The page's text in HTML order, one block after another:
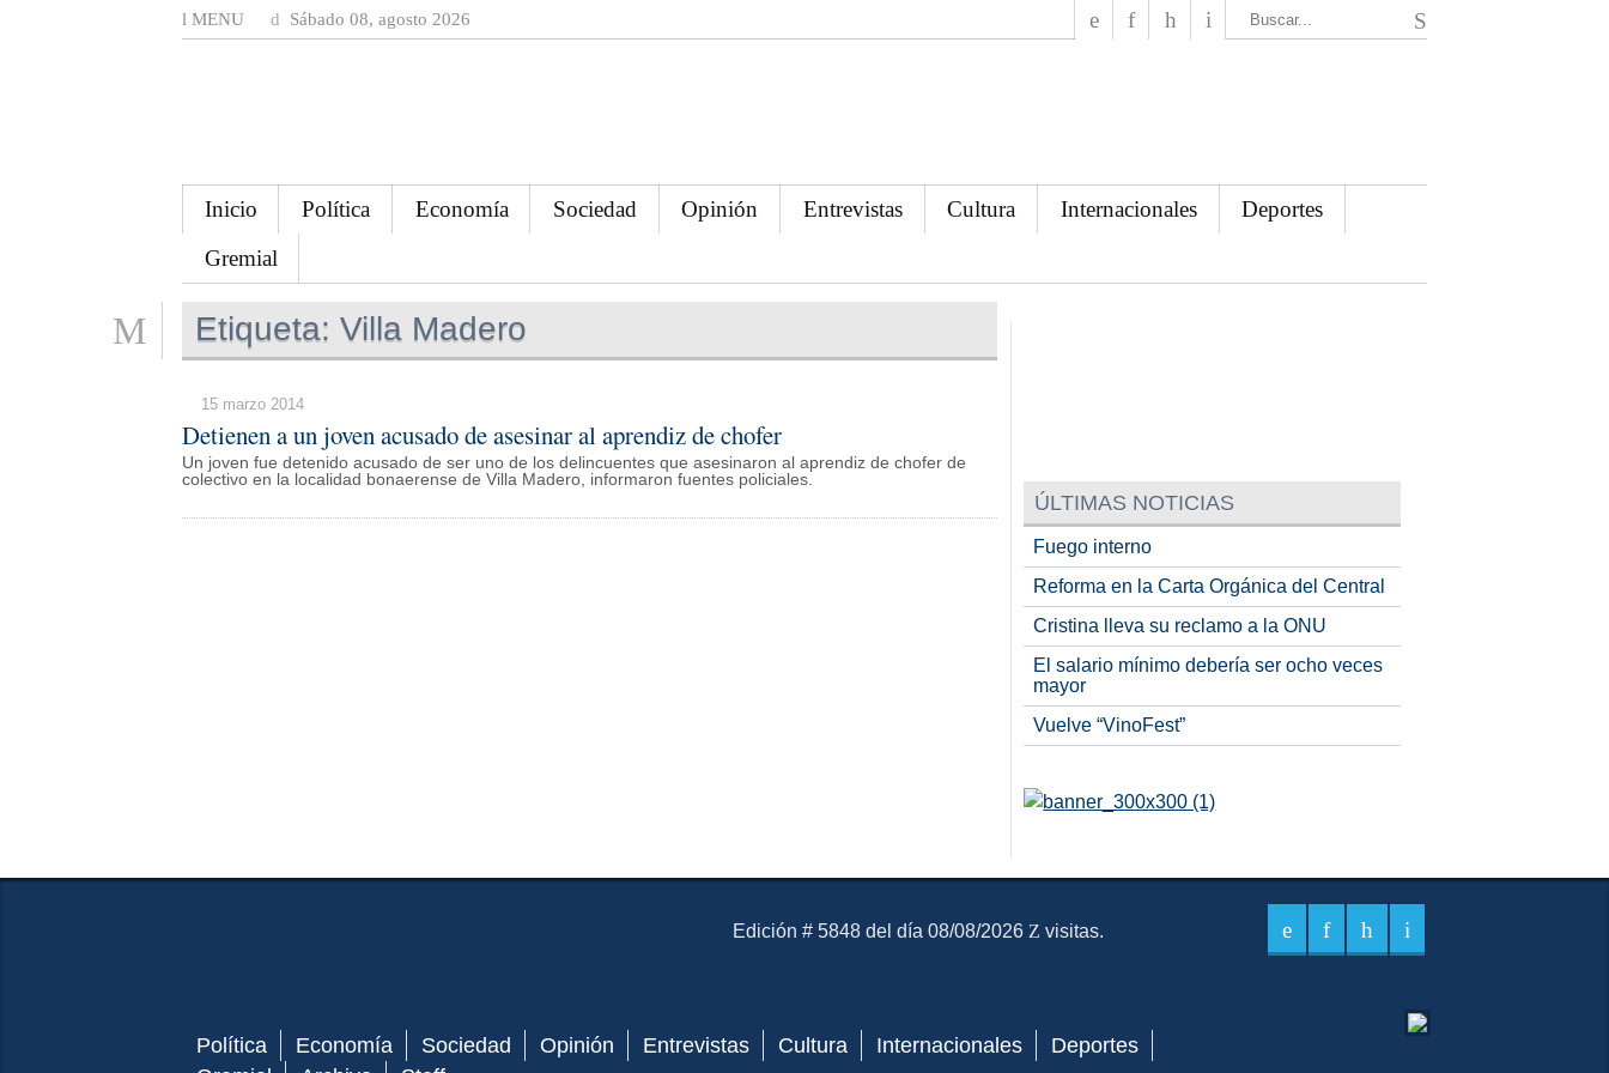
MENU Sábado 08, agosto 2026
Inicio Política Economía Sociedad Opinión Entrevistas Cultura Internacionales
Deportes
Gremial
Etiqueta: Villa Madero
15 marzo 2014
Detienen a un joven acusado de asesinar al aprendiz de chofer
Un joven fue detenido acusado de ser uno de los delincuentes que asesinaron al aprendiz de chofer de
colectivo en la localidad bonaerense de Villa Madero, informaron fuentes policiales.
ÚLTIMAS NOTICIAS
Fuego interno
Reforma en la Carta Orgánica del Central
Cristina lleva su reclamo a la ONU
El salario mínimo debería ser ocho veces
mayor
Vuelve “VinoFest”
El Mensajero Diario
Edición # 5848 del día 08/08/2026 visitas.
Política Economía Sociedad Opinión Entrevistas Cultura Internacionales
Deportes